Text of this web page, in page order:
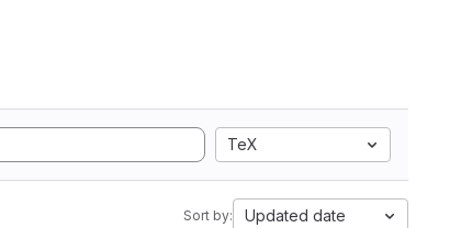
TeX
Sort by: Updated date